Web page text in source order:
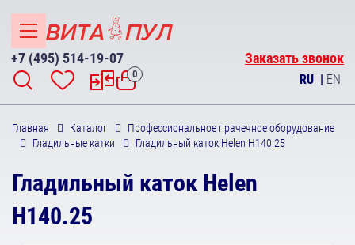
+7 (495) 514-19-07 Заказать звонок
0 RU | EN
Главная Каталог
Профессиональное прачечное оборудование
Гладильные катки
Гладильный каток Helen Н140.25
Гладильный каток Helen
Н140.25